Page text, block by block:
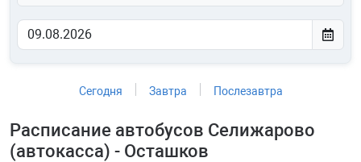
Сегодня Завтра Послезавтра
Расписание автобусов Селижарово
(автокасса) - Осташков